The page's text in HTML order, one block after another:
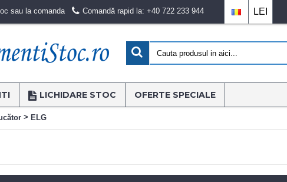
sau la comanda Comandă rapid la: +40 722 233 944 LEI
LICHIDARE STOC OFERTE SPECIALE
> ELG